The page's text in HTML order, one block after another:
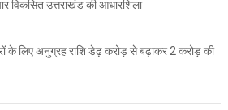
विकसित उत्तराखंड की आधारशिला
के लिए अनुग्रह राशि डेढ़ करोड़ से बढ़ाकर 2 करोड़ की